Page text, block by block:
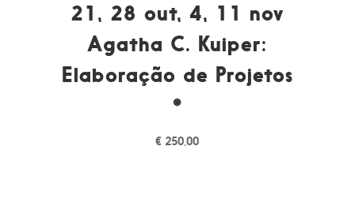
21, 28 out, 4, 11 nov
Agatha C. Kuiper:
Elaboração de Projetos
*
€ 250,00